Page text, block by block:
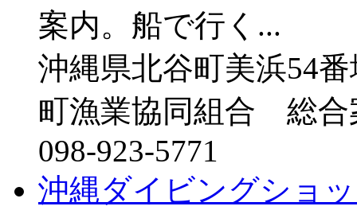
案内。船で行く...
沖縄県北谷町美浜54
町漁業協同組合 総合
098-923-5771
沖縄ダイビングショ